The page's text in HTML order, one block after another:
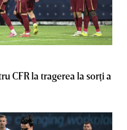
CFR la tragerea la sorţi a